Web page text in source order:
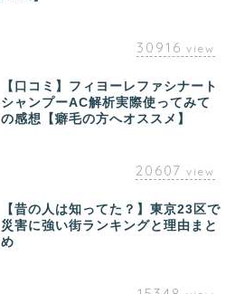
30916 view
【口コミ】フィヨーレファシナート
シャンプーAC解析実際使ってみて
の感想【癖毛の方へオススメ】
20607 view
【昔の人は知ってた？】東京23区で
災害に強い街ランキングと理由まと
め